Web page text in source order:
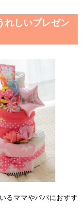
れしいプレゼン
るママやパパにおすす